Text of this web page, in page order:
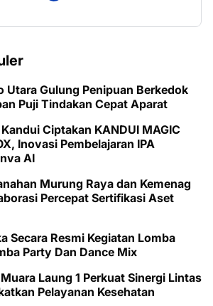
Utara Gulung Penipuan Berkedok
Puji Tindakan Cepat Aparat
Ciptakan KANDUI MAGIC
Inovasi Pembelajaran IPA
AI
Murung Raya dan Kemenag
Percepat Sertifikasi Aset
Secara Resmi Kegiatan Lomba
Party Dan Dance Mix
Laung 1 Perkuat Sinergi Lintas
Pelayanan Kesehatan